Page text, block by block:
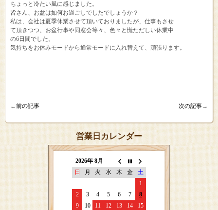
ちょっと冷たい風に感じました。
皆さん、お盆は如何お過ごしでしたでしょうか？
私は、会社は夏季休業させて頂いておりましたが、仕事もさせ
て頂きつつ、お盆行事や同窓会等々、色々と慌ただしい休業中
の6日間でした。
気持ちをお休みモードから通常モードに入れ替えて、頑張ります。
←前の記事 次の記事→
営業日カレンダー
2026年 8月
日
月 火 水 木 金
土
1
2
3 4 5 6 7
8
9
10 11 12 13 14
15